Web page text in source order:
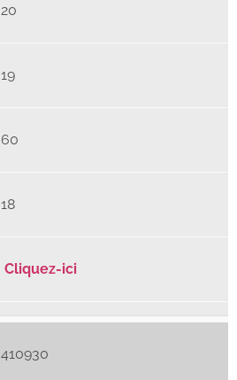
20
19
60
18
Cliquez-ici
410930